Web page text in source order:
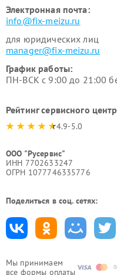
Мы принимаем
все формы оплаты
Электронная почта:
info@fix-meizu.ru
для юридических лиц
manager@fix-meizu.ru
График работы:
ПН-ВСК с 9:00 до 21:00
Рейтинг сервисного
4.9-5.0
ООО "Русервис"
ИНН 7702633247
ОГРН 1077746335776
Поделиться в соц. сетях: